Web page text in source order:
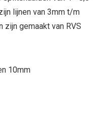
lijnen van 3mm t/m
gemaakt van RVS
10mm